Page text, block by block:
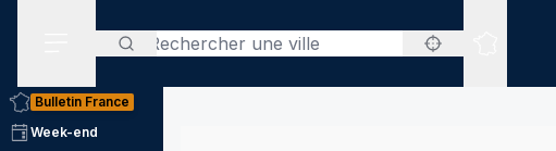
Rechercher
Sites
Bulletin France
Week-end